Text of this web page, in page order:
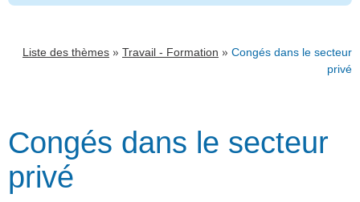
Liste des thèmes » Travail - Formation » Congés dans le secteur
privé
Congés dans le secteur
privé